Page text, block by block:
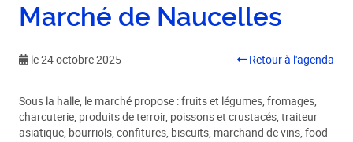
menu
contenu
Marché de Naucelles
le 24 octobre 2025 Retour à l'agenda
Sous la halle, le marché propose : fruits et légumes, fromages,
charcuterie, produits de terroir, poissons et crustacés, traiteur
asiatique, bourriols, confitures, biscuits, marchand de vins, food